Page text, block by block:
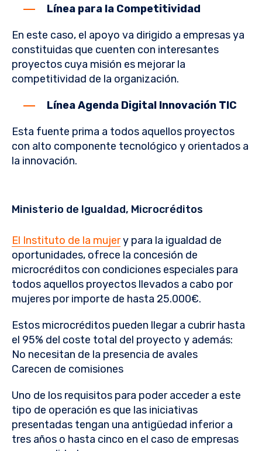
Línea para la Competitividad
En este caso, el apoyo va dirigido a empresas ya
constituidas que cuenten con interesantes
proyectos cuya misión es mejorar la
competitividad de la organización.
Línea Agenda Digital Innovación TIC
Esta fuente prima a todos aquellos proyectos
con alto componente tecnológico y orientados a
la innovación.
Ministerio de Igualdad, Microcréditos
El Instituto de la mujery para la igualdad de
oportunidades, ofrece la concesión de
microcréditos con condiciones especiales para
todos aquellos proyectos llevados a cabo por
mujeres por importe de hasta 25.000€.
Estos microcréditos pueden llegar a cubrir hasta
el 95% del coste total del proyecto y además:
No necesitan de la presencia de avales
Carecen de comisiones
Uno de los requisitos para poder acceder a este
tipo de operación es que las iniciativas
presentadas tengan una antigüedad inferior a
tres años o hasta cinco en el caso de empresas